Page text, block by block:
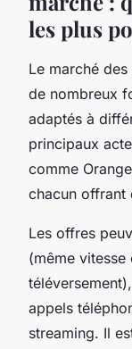
les plus
Le marché
de nombreux
adaptés à
principaux
comme
chacun offrant
Les offres
(même vitesse
appels
streaming. Il